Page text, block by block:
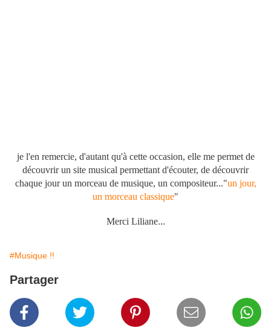
je l'en remercie, d'autant qu'à cette occasion, elle me permet de
découvrir un site musical permettant d'écouter, de découvrir
chaque jour un morceau de musique, un compositeur..."un jour,
un morceau classique"
Merci Liliane...
#Musique !!
Partager